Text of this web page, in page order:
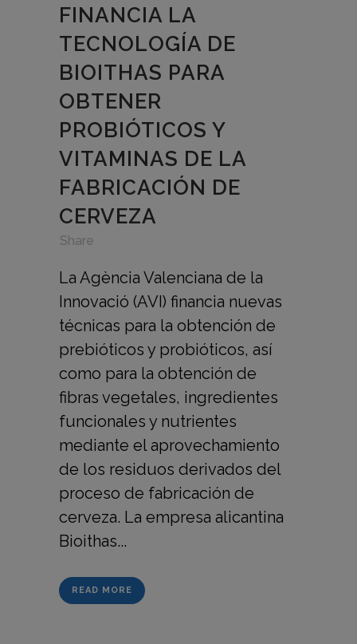
FINANCIA LA
TECNOLOGÍA DE
BIOITHAS PARA
OBTENER
PROBIÓTICOS Y
VITAMINAS DE LA
FABRICACIÓN DE
CERVEZA
Share
La Agència Valenciana de la
Innovació (AVI) financia nuevas
técnicas para la obtención de
prebióticos y probióticos, así
como para la obtención de
fibras vegetales, ingredientes
funcionales y nutrientes
mediante el aprovechamiento
de los residuos derivados del
proceso de fabricación de
cerveza. La empresa alicantina
Bioithas...
READ MORE